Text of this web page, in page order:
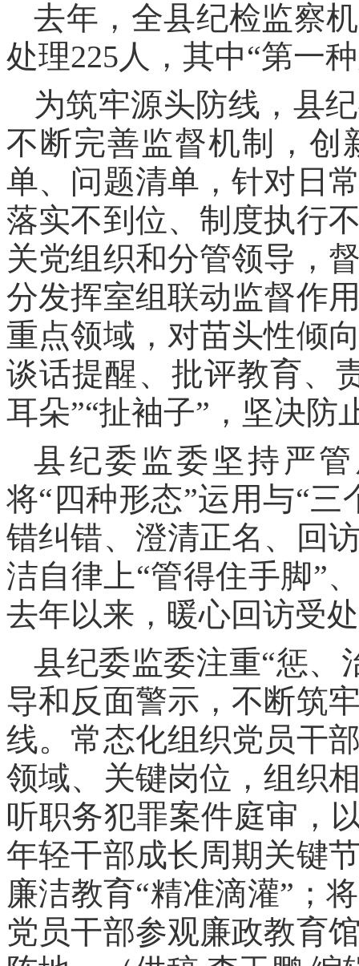
去年，全县纪检监察
处理225人，其中“第一
为筑牢源头防线，县
不断完善监督机制，创
单、问题清单，针对日
落实不到位、制度执行
关党组织和分管领导，
分发挥室组联动监督作
重点领域，对苗头性倾
谈话提醒、批评教育、
耳朵”“扯袖子”，坚决防
县纪委监委坚持严
将“四种形态”运用与“
错纠错、澄清正名、回
洁自律上“管得住手脚”
去年以来，暖心回访受
县纪委监委注重“惩、
导和反面警示，不断筑
线。常态化组织党员干
领域、关键岗位，组织
听职务犯罪案件庭审，
年轻干部成长周期关键
廉洁教育“精准滴灌”；
党员干部参观廉政教育